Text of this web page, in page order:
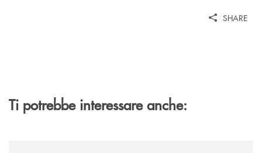
SHARE
Ti potrebbe interessare anche: